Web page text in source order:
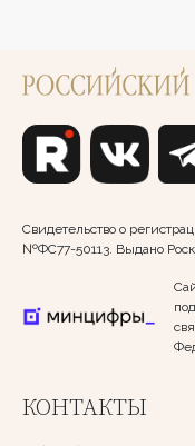
Свидетельство о
№ФС77-50113. Выдано
КОНТАКТЫ